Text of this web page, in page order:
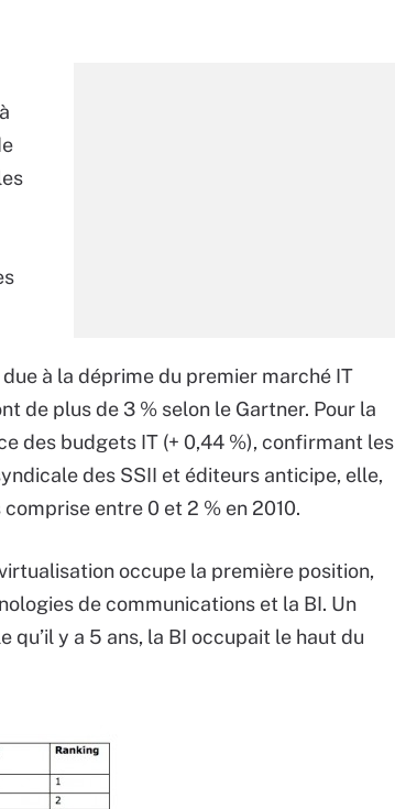
à la déprime du premier marché IT
de plus de 3 % selon le Gartner. Pour la
des budgets IT (+ 0,44 %), confirmant les
des SSII et éditeurs anticipe, elle,
entre 0 et 2 % en 2010.
occupe la première position,
de communications et la BI. Un
y a 5 ans, la BI occupait le haut du